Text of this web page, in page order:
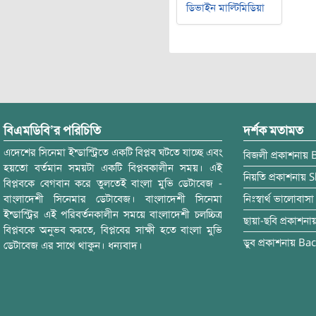
ডিভাইন মাল্টিমিডিয়া
বিএমডিবি’র পরিচিতি
এদেশের সিনেমা ইন্ডাস্ট্রিতে একটি বিপ্লব ঘটতে যাচ্ছে এবং
হয়তো বর্তমান সময়টা একটি বিপ্লবকালীন সময়। এই
বিপ্লবকে বেগবান করে তুলতেই বাংলা মুভি ডেটাবেজ -
বাংলাদেশী সিনেমার ডেটাবেজ। বাংলাদেশী সিনেমা
ইন্ডাস্ট্রির এই পরিবর্তনকালীন সময়ে বাংলাদেশী চলচ্চিত্র
বিপ্লবকে অনুভব করতে, বিপ্লবের সাক্ষী হতে বাংলা মুভি
ডেটাবেজ এর সাথে থাকুন। ধন্যবাদ।
দর্শক মতামত
বিজলী প্রকাশনায়
নিয়তি প্রকাশনায়
নিঃস্বার্থ ভালোবাসা
ছায়া-ছবি
ডুব প্রকাশনায়